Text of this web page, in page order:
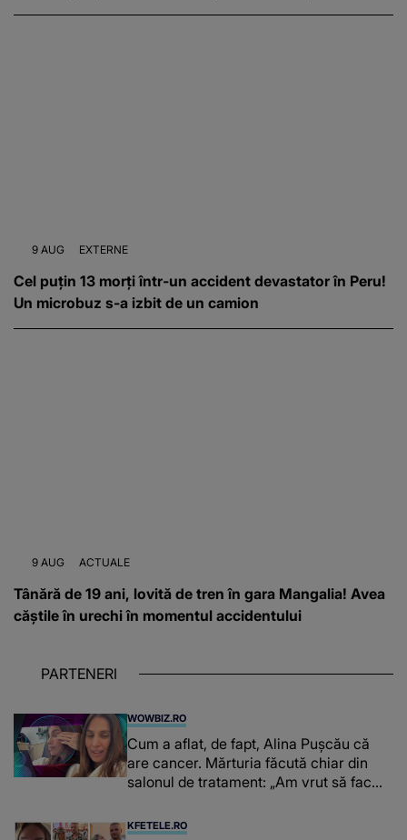
9 AUG EXTERNE
Cel puțin 13 morți într-un accident devastator în Peru!
Un microbuz s-a izbit de un camion
9 AUG ACTUALE
Tânără de 19 ani, lovită de tren în gara Mangalia! Avea
căștile în urechi în momentul accidentului
PARTENERI
WOWBIZ.RO
Cum a aflat, de fapt, Alina Pușcău că
are cancer. Mărturia făcută chiar din
salonul de tratament: „Am vrut să fac
înțepe sânul”
KFETELE.RO